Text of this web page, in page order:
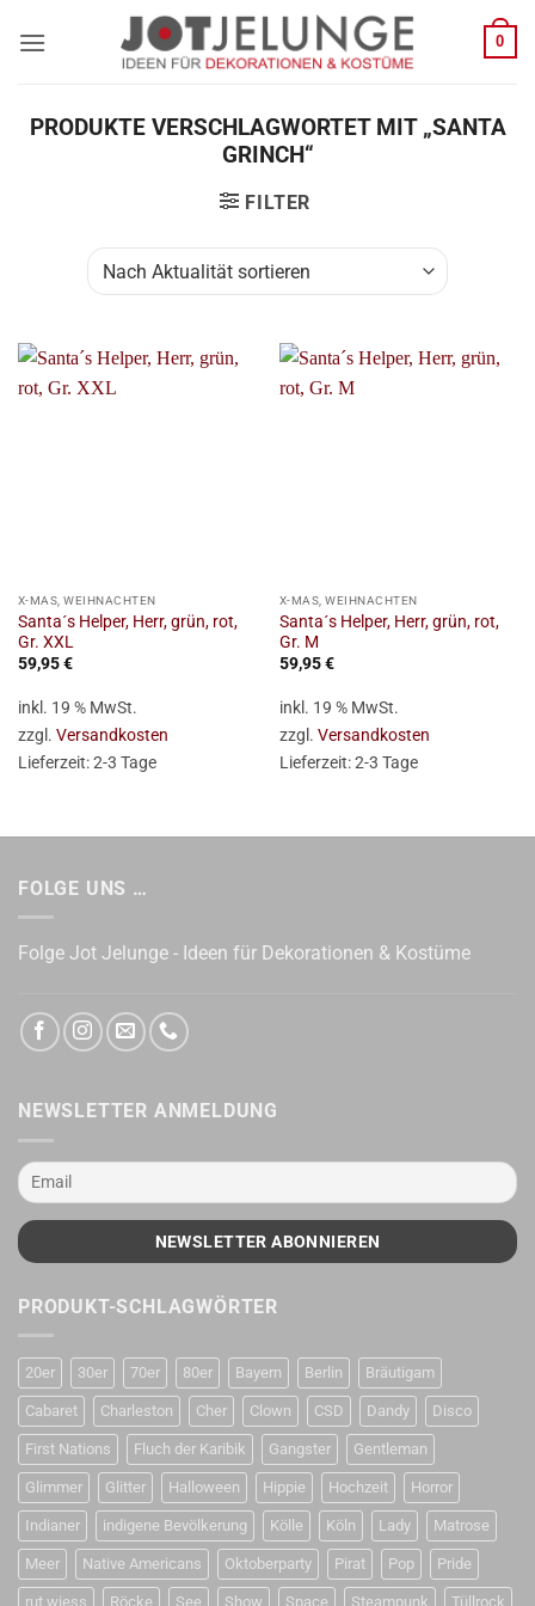
Inhalt
0
PRODUKTE VERSCHLAGWORTET MIT „SANTA
GRINCH“
FILTER
X-MAS, WEIHNACHTEN
Santa´s Helper, Herr, grün, rot,
Gr. XXL
59,95€
inkl. 19 % MwSt.
zzgl. Versandkosten
Lieferzeit:2-3 Tage
X-MAS, WEIHNACHTEN
Santa´s Helper, Herr, grün, rot,
Gr. M
59,95€
inkl. 19 % MwSt.
zzgl. Versandkosten
Lieferzeit:2-3 Tage
FOLGE UNS …
Folge Jot Jelunge - Ideen für Dekorationen & Kostüme
NEWSLETTER ANMELDUNG
PRODUKT-SCHLAGWÖRTER
20er 30er 70er 80er Bayern Berlin Bräutigam
Cabaret Charleston Cher Clown CSD Dandy Disco
First Nations Fluch der Karibik Gangster Gentleman
Glimmer Glitter Halloween Hippie Hochzeit Horror
Indianer indigene Bevölkerung Kölle Köln Lady Matrose
Meer Native Americans Oktoberparty Pirat Pop Pride
rut wiess Röcke See Show Space Steampunk Tüllrock